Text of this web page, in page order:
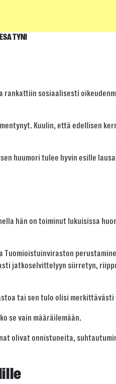
TYNI
sosiaalisesti
Kuulin, että edellisen
huumori tulee hyvin esille
hän on toiminut lukuisissa
jatkoselvittelyyn siirretyn,
tai sen tulo olisi
se vain määräilemään.
olivat onnistuneita,